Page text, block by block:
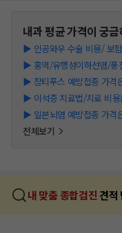
내과평균 가격이 궁
▶ 인공와우 수술 비용/ 보
▶ 홍역/유행성이하선염/풍
▶ 장티푸스 예방접종 가격
▶ 이석증 치료법/치료 비용
▶ 일본뇌염 예방접종 가격
전체보기
내 맞춤 종합검진 견적